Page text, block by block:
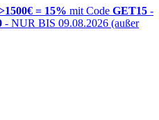
= 15% mit Code GET15 -
- NUR BIS 09.08.2026 (außer